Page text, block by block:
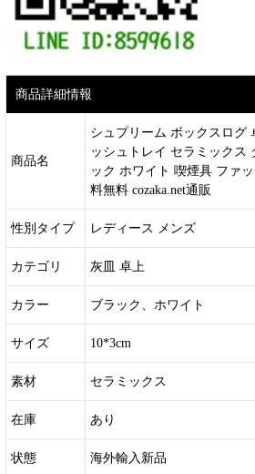
商品詳細情報
商品名
シュプリーム ボックスログ
ッシュトレイ セラミックス
ック ホワイト 喫煙具 ファ
料無料 cozaka.net通販
性別タイプ レディース メンズ
カテゴリ 灰皿 卓上
カラー ブラック、ホワイト
サイズ 10*3cm
素材 セラミックス
在庫 あり
状態 海外輸入新品